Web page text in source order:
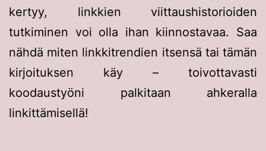
kertyy, linkkien viittaushistorioiden
tutkiminen voi olla ihan kiinnostavaa. Saa
nähdä miten linkkitrendien itsensä tai tämän
kirjoituksen käy – toivottavasti
koodaustyöni palkitaan ahkeralla
linkittämisellä!